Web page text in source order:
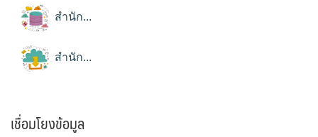
สำนัก...
สำนัก...
เชื่อมโยงข้อมูล